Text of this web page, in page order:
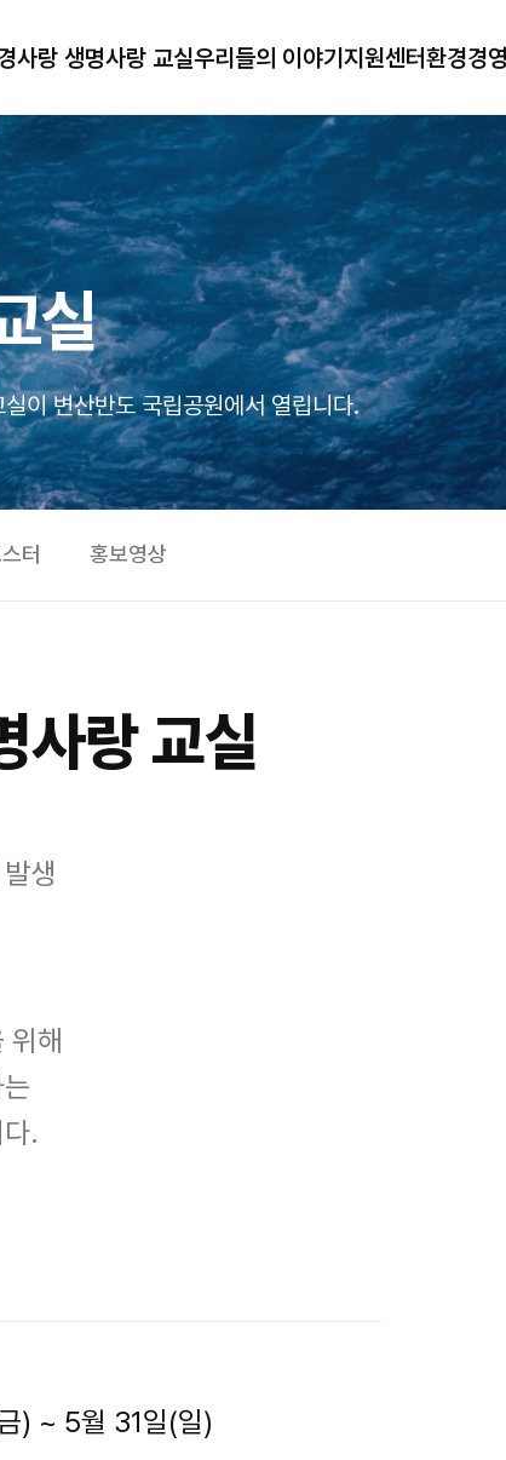
사랑 생명사랑 교실
개요
일정
자 모집
자 명단
터
영상
우리들의 이야기
캠프스케치(사진)
캠프스케치(영상)
캠프카드뉴스
지원센터
공지사항
교실 FAQ
교실 Q&A
환경경
청소년
실
이 변산반도 국립공원에서 열립니다.
터 홍보영상
사랑 교실
생
위해
.
) ~ 5월 31일(일)